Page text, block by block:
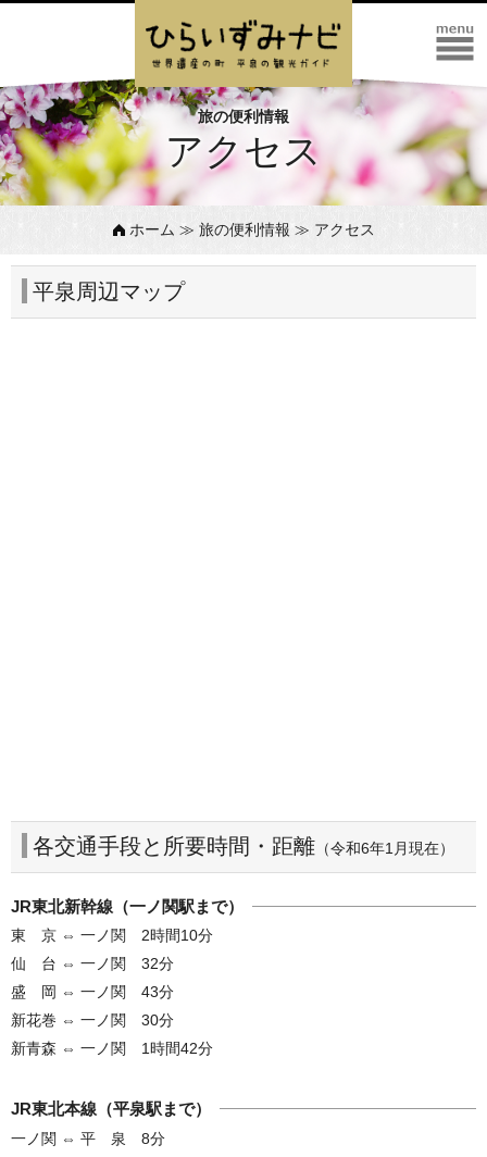
旅の便利情報
アクセス
ホーム ≫ 旅の便利情報 ≫ アクセス
平泉周辺マップ
各交通手段と所要時間・距離 （令和6年1月現在）
JR東北新幹線（一ノ関駅まで）
東 京 ⇔ 一ノ関 2時間10分
仙 台 ⇔ 一ノ関 32分
盛 岡 ⇔ 一ノ関 43分
新花巻 ⇔ 一ノ関 30分
新青森 ⇔ 一ノ関 1時間42分
JR東北本線（平泉駅まで）
一ノ関 ⇔ 平 泉 8分